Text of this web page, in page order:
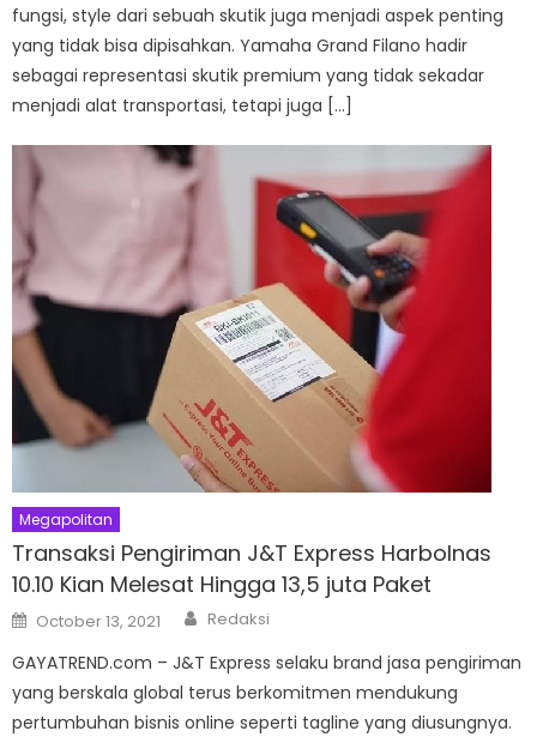
fungsi, style dari sebuah skutik juga menjadi aspek penting
yang tidak bisa dipisahkan. Yamaha Grand Filano hadir
sebagai representasi skutik premium yang tidak sekadar
menjadi alat transportasi, tetapi juga […]
Megapolitan
Transaksi Pengiriman J&T Express Harbolnas
10.10 Kian Melesat Hingga 13,5 juta Paket
Posted
on
October 13, 2021 Author
Redaksi
GAYATREND.com – J&T Express selaku brand jasa pengiriman
yang berskala global terus berkomitmen mendukung
pertumbuhan bisnis online seperti tagline yang diusungnya.